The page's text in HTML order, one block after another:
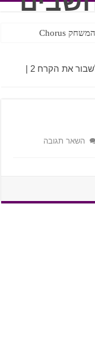
לשבור את הקופות 2 - ביקורת הסרט לשבור את הקרח 2 |
השאר תגובה